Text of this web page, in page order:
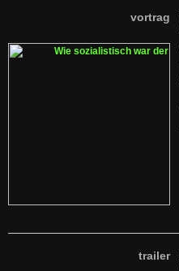
vortrag
trailer